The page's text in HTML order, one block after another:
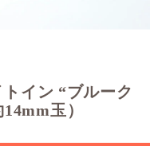
イン “ブルーク
玉）